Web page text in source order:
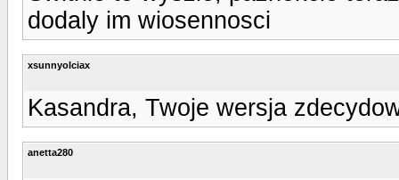
dodaly im wiosennosci
xsunnyolciax
Kasandra, Twoje wersja
anetta280